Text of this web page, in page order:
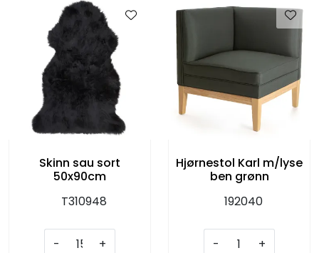
Skinn sau sort
50x90cm
T310948
- +
Hjørnestol Karl m/lyse
ben grønn
192040
- +